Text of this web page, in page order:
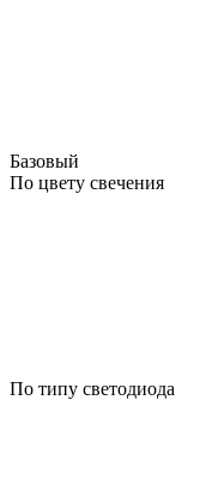
Базовый
По цвету свечения
По типу светодиода